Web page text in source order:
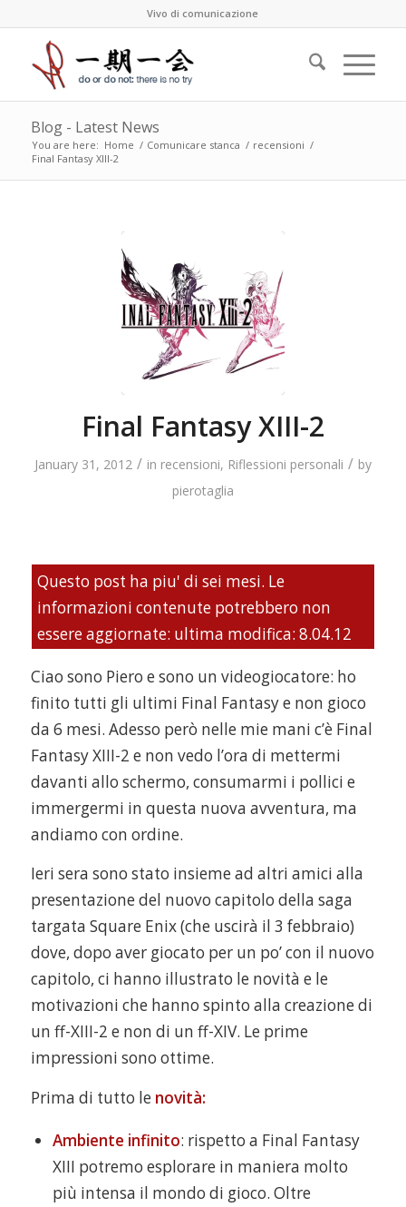
Vivo di comunicazione
Blog - Latest News
You are here: Home / Comunicare stanca / recensioni /
Final Fantasy XIII-2
Final Fantasy XIII-2
January 31, 2012 / in recensioni, Riflessioni personali / by
pierotaglia
Questo post ha piu' di sei mesi. Le
informazioni contenute potrebbero non
essere aggiornate: ultima modifica: 8.04.12
Ciao sono Piero e sono un videogiocatore: ho
finito tutti gli ultimi Final Fantasy e non gioco
da 6 mesi. Adesso però nelle mie mani c’è Final
Fantasy XIII-2 e non vedo l’ora di mettermi
davanti allo schermo, consumarmi i pollici e
immergermi in questa nuova avventura, ma
andiamo con ordine.
Ieri sera sono stato insieme ad altri amici alla
presentazione del nuovo capitolo della saga
targata Square Enix (che uscirà il 3 febbraio)
dove, dopo aver giocato per un po’ con il nuovo
capitolo, ci hanno illustrato le novità e le
motivazioni che hanno spinto alla creazione di
un ff-XIII-2 e non di un ff-XIV. Le prime
impressioni sono ottime.
Prima di tutto le novità:
Ambiente infinito: rispetto a Final Fantasy
XIII potremo esplorare in maniera molto
più intensa il mondo di gioco. Oltre